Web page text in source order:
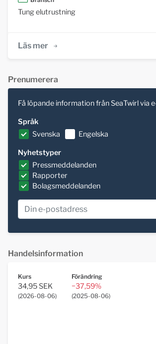
Tung elutrustning
Läs mer
Prenumerera
Få löpande information från SeaTwirl via
Språk
Svenska
Engelska
Nyhetstyper
Pressmeddelanden
Rapporter
Bolagsmeddelanden
Handelsinformation
Kurs
34,95 SEK
(2026-08-06)
Förändring
−37,59%
(2025-08-06)